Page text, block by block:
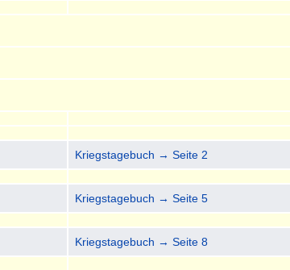
Kriegstagebuch → Seite 2
Kriegstagebuch → Seite 5
Kriegstagebuch → Seite 8